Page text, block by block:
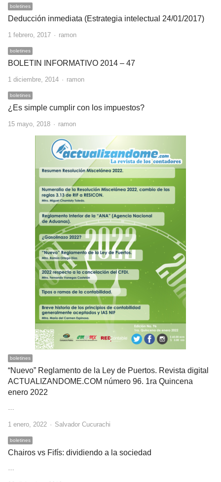
boletines
Deducción inmediata (Estrategia intelectual 24/01/2017)
1 febrero, 2017 Author
ramon
boletines
BOLETIN INFORMATIVO 2014 – 47
1 diciembre, 2014 Author
ramon
boletines
¿Es simple cumplir con los impuestos?
15 mayo, 2018 Author
ramon
boletines
“Nuevo” Reglamento de la Ley de Puertos. Revista digital
ACTUALIZANDOME.COM número 96. 1ra Quincena
enero 2022
1 enero, 2022 Author
Salvador Cucurachi
boletines
Chairos vs Fifís: dividiendo a la sociedad